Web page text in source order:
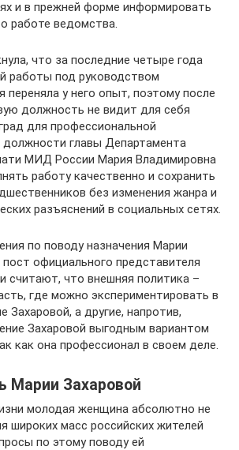
и в прежней форме информировать
работе ведомства.
что за последние четыре года
работы под руководством
переняла у него опыт, поэтому после
должность не видит для себя
для профессиональной
должности главы Департамента
МИД России Мария Владимировна
работу качественно и сохранить
без изменения жанра и
разъяснений в социальных сетях.
по поводу назначения Марии
официального представителя
считают, что внешняя политика –
где можно экспериментировать в
Захаровой, а другие, напротив,
Захаровой выгодным вариантом
как она профессионал в своем деле.
Марии Захаровой
молодая женщина абсолютно не
широких масс российских жителей
по этому поводу ей